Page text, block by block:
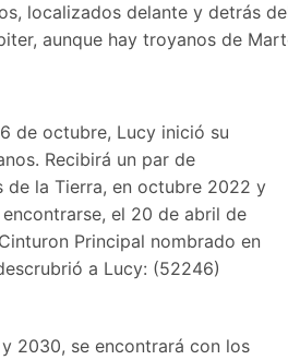
localizados delante y detrás
aunque hay troyanos de
de octubre, Lucy inició su
Recibirá un par de
de la Tierra, en octubre 2022 y
el 20 de abril de
Principal nombrado en
a Lucy: (52246)
2030, se encontrará con los